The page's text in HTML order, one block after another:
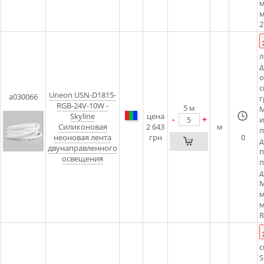
a030066
Uneon USN-D1815-
RGB-24V-10W -
Skyline
Силиконовая
неоновая лента
двунаправленного
освещения
цена
2 643
грн
5 м
- +
м
0